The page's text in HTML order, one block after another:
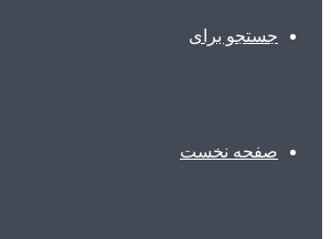
جستجو برای
صفحه نخست